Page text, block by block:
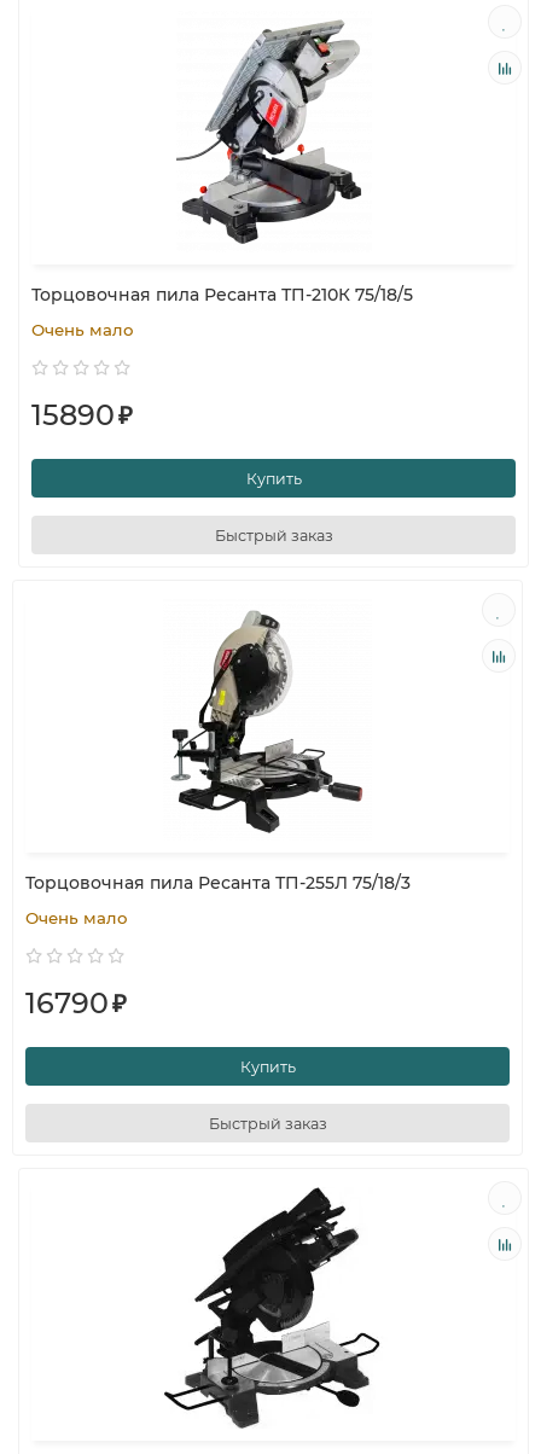
Торцовочная пила Ресанта ТП-210К 75/18/5
Очень мало
15890₽
Купить
Быстрый заказ
Торцовочная пила Ресанта ТП-255Л 75/18/3
Очень мало
16790₽
Купить
Быстрый заказ